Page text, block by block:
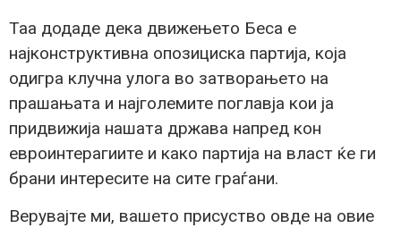
Таа додаде дека движењето Беса е
најконструктивна опозициска партија, која
одигра клучна улога во затворањето на
прашањата и најголемите поглавја кои ја
придвижија нашата држава напред кон
евроинтерагиите и како партија на власт ќе ги
брани интересите на сите граѓани.
Верувајте ми, вашето присуство овде на овие